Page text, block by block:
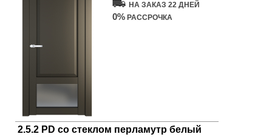
НА ЗАКАЗ 22 ДНЕЙ
0% РАССРОЧКА
2.5.2 PD со стеклом перламутр белый